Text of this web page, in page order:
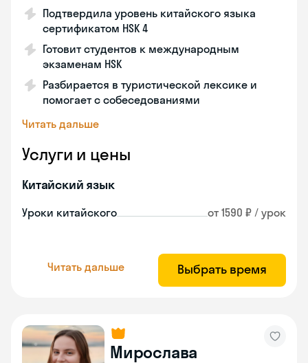
Подтвердила уровень китайского языка
сертификатом HSK 4
Готовит студентов к международным
экзаменам HSK
Разбирается в туристической лексике и
помогает с собеседованиями
Читать дальше
Услуги и цены
Китайский язык
Уроки китайского от 1590 ₽ / урок
Читать дальше Выбрать время
Мирослава